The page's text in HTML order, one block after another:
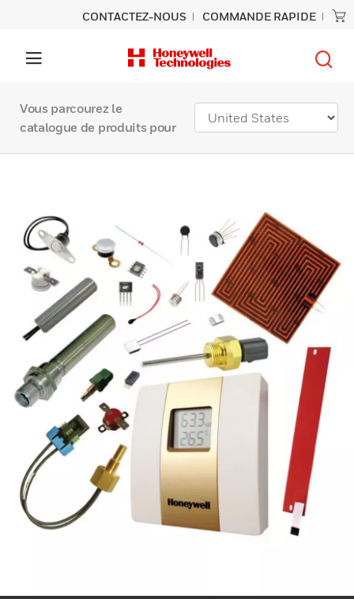
CONTACTEZ-NOUS COMMANDE RAPIDE
Vous parcourez le
catalogue de produits pour